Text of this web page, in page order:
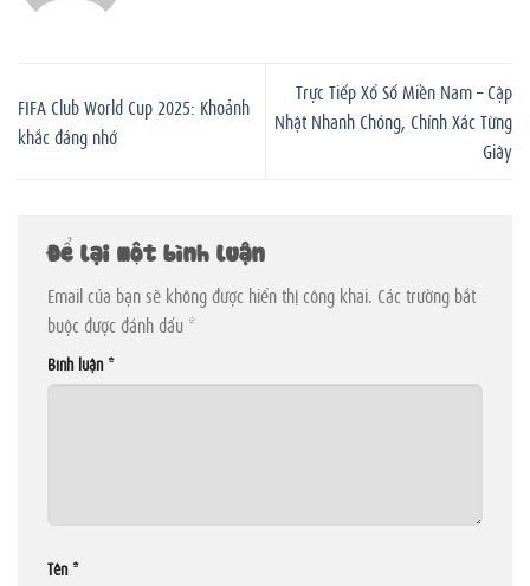
FIFA Club World Cup 2025: Khoảnh
khắc đáng nhớ
Trực Tiếp Xổ Số Miền Nam – Cập
Nhật Nhanh Chóng, Chính Xác Từng
Giây
Để lại một bình luận
Email của bạn sẽ không được hiển thị công khai. Các trường bắt
buộc được đánh dấu *
Bình luận *
Tên *